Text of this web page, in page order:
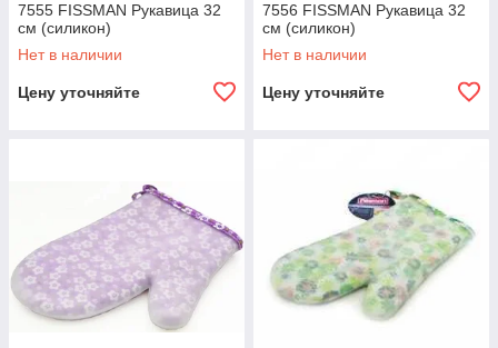
7555 FISSMAN Рукавица 32
см (силикон)
Нет в наличии
Цену уточняйте
7556 FISSMAN Рукавица 32
см (силикон)
Нет в наличии
Цену уточняйте